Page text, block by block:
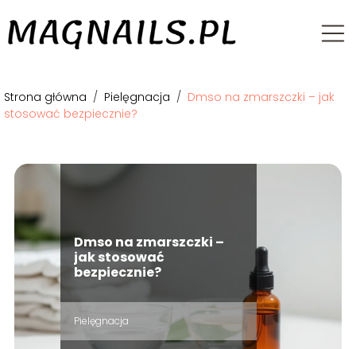
Strona główna / Pielęgnacja / Dmso na zmarszczki – jak
stosować bezpiecznie?
Dmso na zmarszczki –
jak stosować
bezpiecznie?
Pielęgnacja